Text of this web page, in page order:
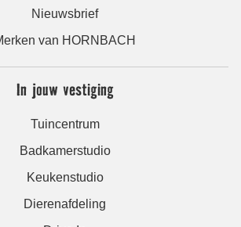
Nieuwsbrief
van HORNBACH
In jouw vestiging
Tuincentrum
Badkamerstudio
Keukenstudio
Dierenafdeling